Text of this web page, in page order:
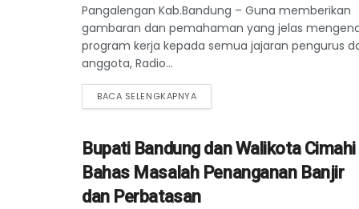
Pangalengan Kab.Bandung – Guna memberikan
gambaran dan pemahaman yang jelas
program kerja kepada semua jajaran pengurus
anggota, Radio...
BACA SELENGKAPNYA
Bupati Bandung dan Walikota Cimahi
Bahas Masalah Penanganan Banjir
dan Perbatasan